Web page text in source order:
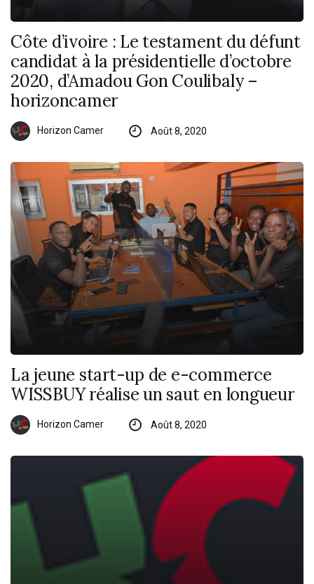
Côte d’ivoire : Le testament du défunt
candidat à la présidentielle d’octobre
2020, d’Amadou Gon Coulibaly –
horizoncamer
Horizon Camer Août 8, 2020
La jeune start-up de e-commerce
WISSBUY réalise un saut en longueur
Horizon Camer Août 8, 2020